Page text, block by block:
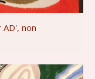
AD', non